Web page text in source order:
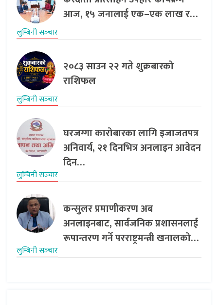
आज, १५ जनालाई एक–एक लाख र…
लुम्बिनी सञ्‍चार
२०८३ साउन २२ गते शुक्रबारको
राशिफल
लुम्बिनी सञ्‍चार
घरजग्गा कारोबारका लागि इजाजतपत्र
अनिवार्य, २१ दिनभित्र अनलाइन आवेदन
दिन…
लुम्बिनी सञ्‍चार
कन्सुलर प्रमाणीकरण अब
अनलाइनबाट, सार्वजनिक प्रशासनलाई
रूपान्तरण गर्ने परराष्ट्रमन्त्री खनालको…
लुम्बिनी सञ्‍चार